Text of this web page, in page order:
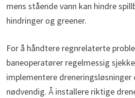
mens stående vann kan hindre
hindringer og greener.
For å håndtere regnrelaterte
baneoperatører regelmessig
implementere dreneringsløsninger
nødvendig. Å installere riktige